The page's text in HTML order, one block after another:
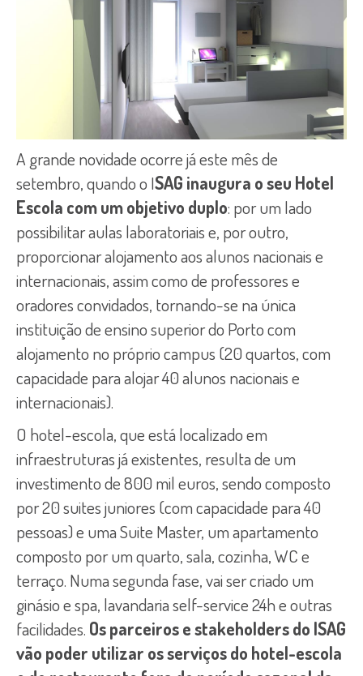
A grande novidade ocorre já este mês de
setembro, quando o ISAG inaugura o seu Hotel
Escola com um objetivo duplo: por um lado
possibilitar aulas laboratoriais e, por outro,
proporcionar alojamento aos alunos nacionais e
internacionais, assim como de professores e
oradores convidados, tornando-se na única
instituição de ensino superior do Porto com
alojamento no próprio campus (20 quartos, com
capacidade para alojar 40 alunos nacionais e
internacionais).
O hotel-escola, que está localizado em
infraestruturas já existentes, resulta de um
investimento de 800 mil euros, sendo composto
por 20 suites juniores (com capacidade para 40
pessoas) e uma Suite Master, um apartamento
composto por um quarto, sala, cozinha, WC e
terraço. Numa segunda fase, vai ser criado um
ginásio e spa, lavandaria self-service 24h e outras
facilidades. Os parceiros e stakeholders do ISAG
vão poder utilizar os serviços do hotel-escola